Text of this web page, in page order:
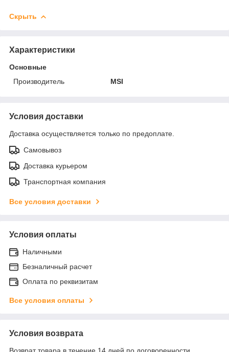
Скрыть
Характеристики
Основные
Производитель
MSI
Условия доставки
Доставка осуществляется только по предоплате.
Самовывоз
Доставка курьером
Транспортная компания
Все условия доставки
Условия оплаты
Наличными
Безналичный расчет
Оплата по реквизитам
Все условия оплаты
Условия возврата
Возврат товара в течение 14 дней по договоренности